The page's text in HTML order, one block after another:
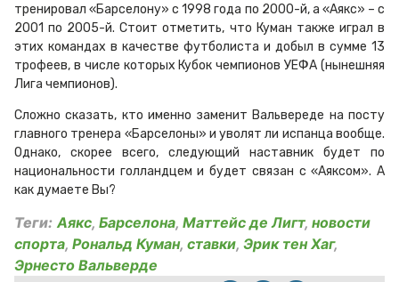
тренировал «Барселону» с 1998 года по 2000-й, а «Аякс» – с
2001 по 2005-й. Стоит отметить, что Куман также играл в
этих командах в качестве футболиста и добыл в сумме 13
трофеев, в числе которых Кубок чемпионов УЕФА (нынешняя
Лига чемпионов).
Сложно сказать, кто именно заменит Вальвереде на посту
главного тренера «Барселоны» и уволят ли испанца вообще.
Однако, скорее всего, следующий наставник будет по
национальности голландцем и будет связан с «Аяксом». А
как думаете Вы?
Теги: Аякс, Барселона, Маттейс де Лигт, новости
спорта, Рональд Куман, ставки, Эрик тен Хаг,
Эрнесто Вальверде